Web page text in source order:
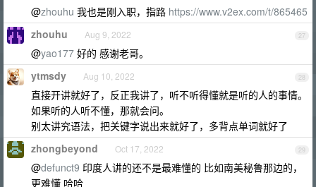
@zhouhu 我也是刚入职，指路 https://www.v2ex.com/t/865465
27
zhouhu Aug 9, 2022
@yao177 好的 感谢老哥。
28
ytmsdy Aug 10, 2022
直接开讲就好了，反正我讲了，听不听得懂就是听的人的事情。
如果听的人听不懂，那就会问。
别太讲究语法，把关键字说出来就好了，多背点单词就好了
29
zhongbeyond Oct 17, 2022
@defunct9 印度人讲的还不是最难懂的 比如南美秘鲁那边的，
更难懂 哈哈